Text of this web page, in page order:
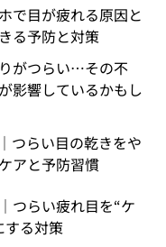
で目が疲れる原因と
る予防と対策
がつらい…その不
影響しているかもし
つらい目の乾きをや
アと予防習慣
つらい疲れ目を“ケ
する対策